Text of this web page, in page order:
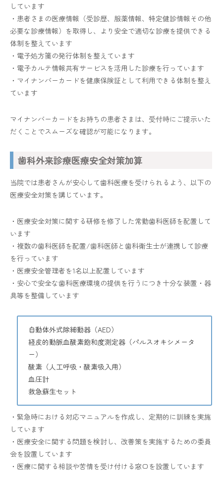
しています
・患者さまの医療情報（受診歴、服薬情報、特定健診情報その他
必要な診療情報）を取得し、より安全で適切な診療を提供できる
体制を整えています
・電子処方箋の発行体制を整えています
・電子カルテ情報共有サービスを活用した診療を行っています
・マイナンバーカードを健康保険証として利用できる体制を整え
ています
マイナンバーカードをお持ちの患者さまは、受付時にご提示いた
だくことでスムーズな確認が可能になります。
歯科外来診療医療安全対策加算
当院では患者さんが安心して歯科医療を受けられるよう、以下の
医療安全対策を講じています。
・医療安全対策に関する研修を修了した常勤歯科医師を配置して
います
・複数の歯科医師を配置/歯科医師と歯科衛生士が連携して診療
を行っています
・医療安全管理者を1名以上配置しています
・安心で安全な歯科医療環境の提供を行うにつき十分な装置・器
具等を整備しています
自動体外式除細動器（AED）
経皮的動脈血酸素飽和度測定器（パルスオキシメータ
ー）
酸素（人工呼吸・酸素吸入用）
血圧計
救急蘇生セット
・緊急時における対応マニュアルを作成し、定期的に訓練を実施
しています
・医療安全に関する問題を検討し、改善策を実施するための委員
会を設置しています
・医療に関する相談や苦情を受け付ける窓口を設置しています